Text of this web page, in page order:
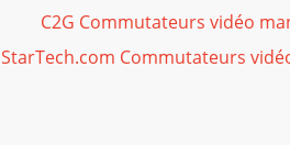
C2G Commutateurs vidéo
StarTech.com Commutateurs